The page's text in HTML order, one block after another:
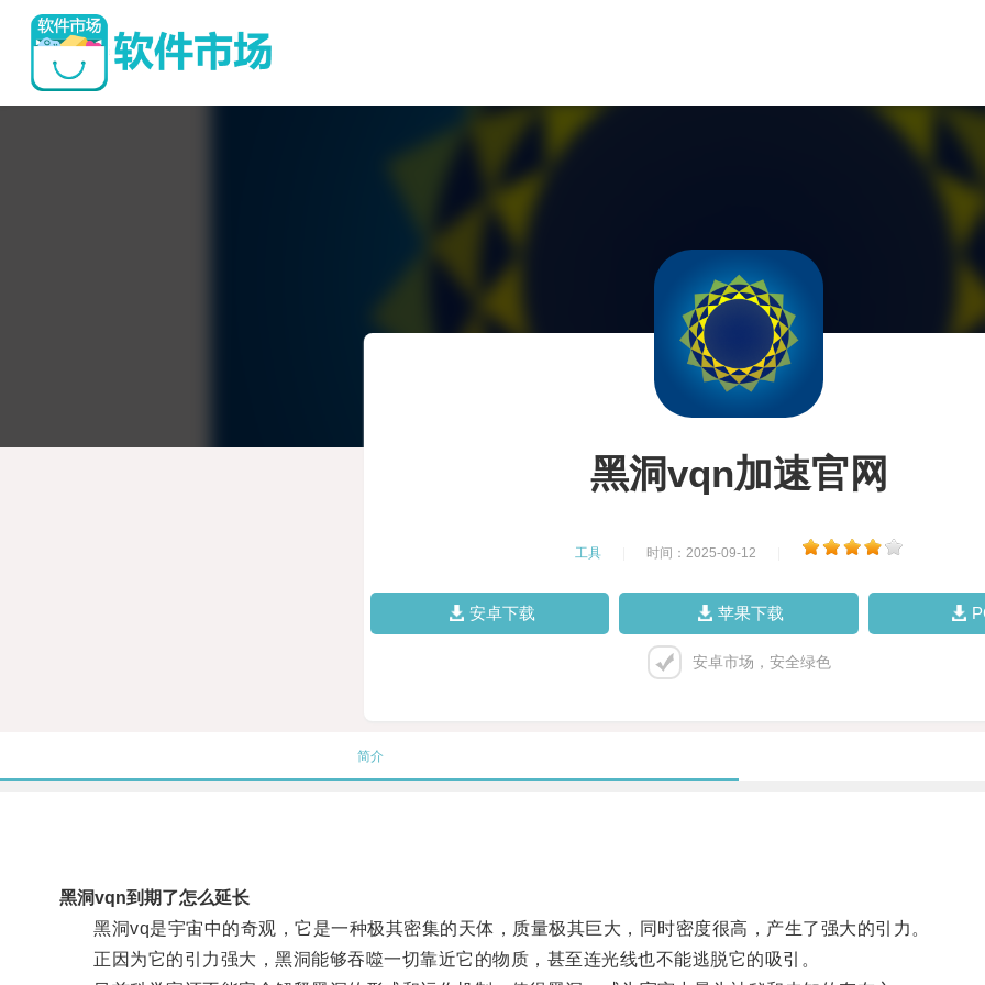
黑洞vqn加速官网
工具 时间：2025-09-12
安卓下载 苹果下载
安卓市场，安全绿色
简介
黑洞vqn到期了怎么延长
黑洞vq是宇宙中的奇观，它是一种极其密集的天体，质量极其巨大，同时密度很高，产生了强大的引力。
正因为它的引力强大，黑洞能够吞噬一切靠近它的物质，甚至连光线也不能逃脱它的吸引。